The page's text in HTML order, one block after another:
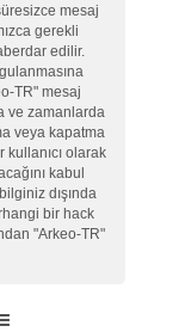
mesaj
gerekli
edilir.
TR" mesaj
ve zamanlarda
veya kapatma
kullanıcı olarak
kabul
dışında
bir hack
"Arkeo-TR"